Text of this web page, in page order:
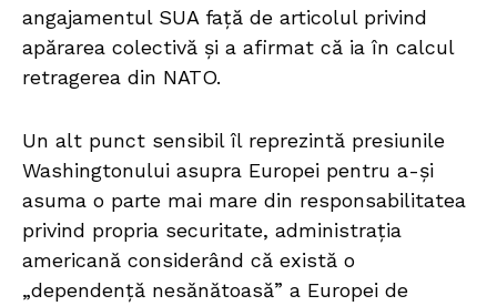
angajamentul SUA față de articolul privind
apărarea colectivă și a afirmat că ia în calcul
retragerea din NATO.
Un alt punct sensibil îl reprezintă presiunile
Washingtonului asupra Europei pentru a-și
asuma o parte mai mare din responsabilitatea
privind propria securitate, administrația
americană considerând că există o
„dependență nesănătoasă” a Europei de